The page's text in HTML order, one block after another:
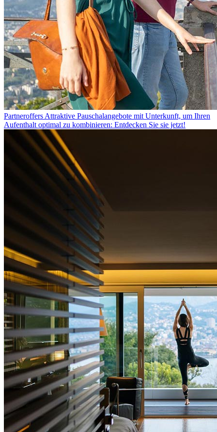
Partneroffers Attraktive Pauschalangebote mit Unterkunft, um Ihren
Aufenthalt optimal zu kombinieren: Entdecken Sie sie jetzt!